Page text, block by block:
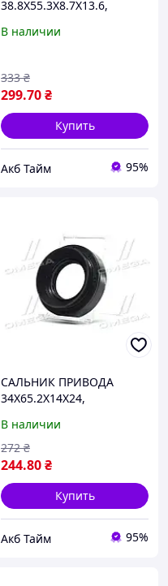
38.8X55.3X8.7X13.6,
95PES-40550914C UA58
В наличии
299.70₴
333 ₴
Купить
Акб Тайм 95%
САЛЬНИК ПРИВОДА
34X65.2X14X24,
FEBEST) 95HAY-35651424C
UA58
В наличии
244.80₴
272 ₴
Купить
Акб Тайм 95%